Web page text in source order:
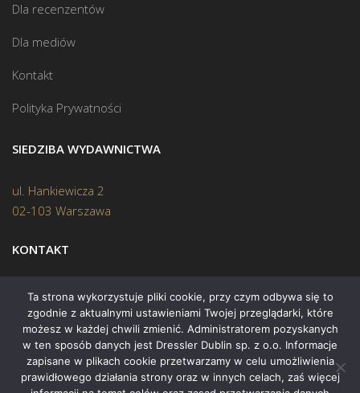
Dla recenzentów
Dla mediów
Kontakt
Polityka Prywatności
SIEDZIBA WYDAWNICTWA
ul. Hankiewicza 2
02-103 Warszawa
KONTAKT
Biuro:(22) 45 70 402
Mail:biuro@swiatksiazki.pl
Ta strona wykorzystuje pliki cookie, przy czym odbywa się to
zgodnie z aktualnymi ustawieniami Twojej przeglądarki, które
możesz w każdej chwili zmienić. Administratorem pozyskanych
w ten sposób danych jest Dressler Dublin sp. z o.o. Informacje
zapisane w plikach cookie przetwarzamy w celu umożliwienia
prawidłowego działania strony oraz w innych celach, zaś więcej